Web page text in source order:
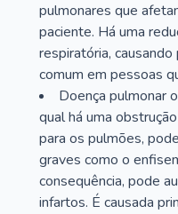
pulmonares que
paciente. Há uma
respiratória,
comum em pessoas
Doença pulmonar
qual há uma
para os pulmões,
graves como o
consequência, pode
infartos. É causada